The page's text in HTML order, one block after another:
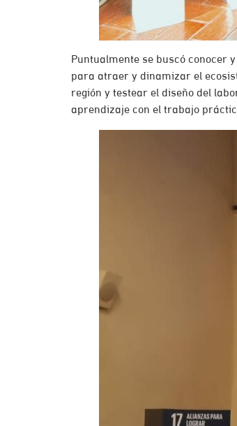
Puntualmente se buscó conocer
para atraer y dinamizar el
región y testear el diseño del
aprendizaje con el trabajo